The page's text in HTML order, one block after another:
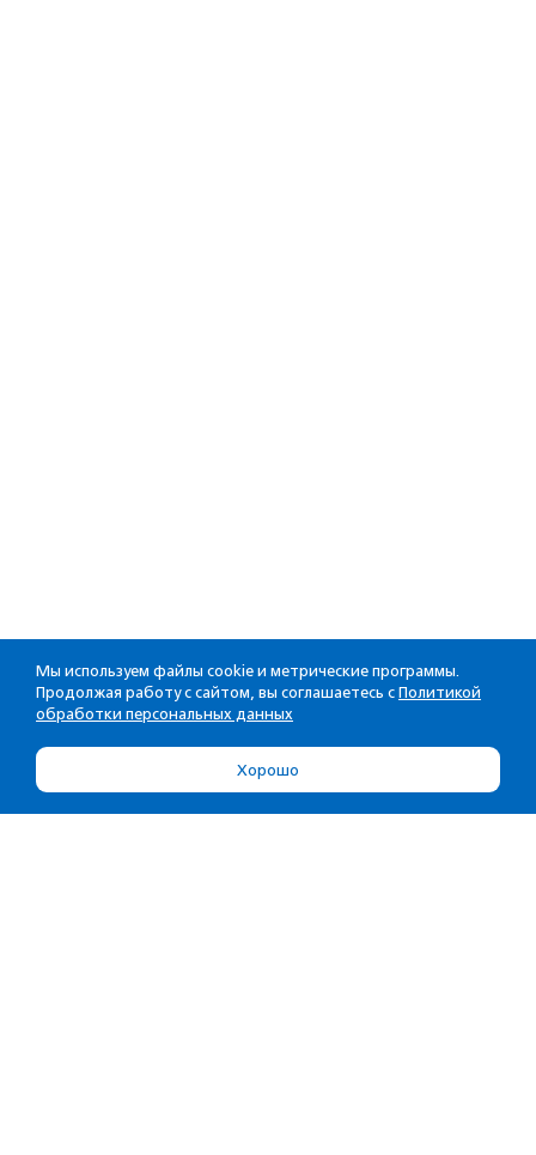
Мы используем файлы cookie и метрические программы.
Продолжая работу с сайтом, вы соглашаетесь с Политикой
обработки персональных данных
Хорошо